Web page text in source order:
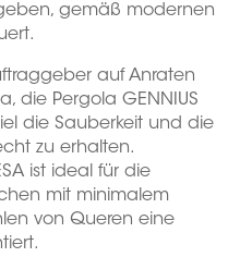
gemäß modernen
auf Anraten
die Pergola GENNIUS
die Sauberkeit und die
zu erhalten.
ist ideal für die
mit minimalem
von Queren eine